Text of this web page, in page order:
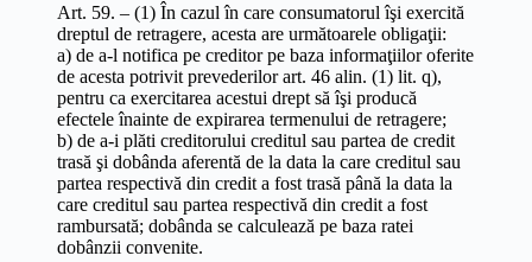
Art. 59. – (1) În cazul în care consumatorul îşi exercită
dreptul de retragere, acesta are următoarele obligaţii:
a) de a-l notifica pe creditor pe baza informaţiilor oferite
de acesta potrivit prevederilor art. 46 alin. (1) lit. q),
pentru ca exercitarea acestui drept să îşi producă
efectele înainte de expirarea termenului de retragere;
b) de a-i plăti creditorului creditul sau partea de credit
trasă şi dobânda aferentă de la data la care creditul sau
partea respectivă din credit a fost trasă până la data la
care creditul sau partea respectivă din credit a fost
rambursată; dobânda se calculează pe baza ratei
dobânzii convenite.